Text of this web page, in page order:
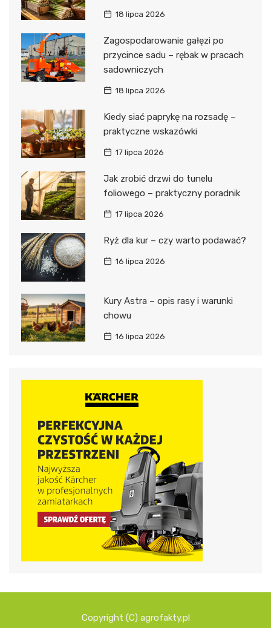
18 lipca 2026
Zagospodarowanie gałęzi po
przycince sadu – rębak w pracach
sadowniczych
18 lipca 2026
Kiedy siać paprykę na rozsadę –
praktyczne wskazówki
17 lipca 2026
Jak zrobić drzwi do tunelu
foliowego – praktyczny poradnik
17 lipca 2026
Ryż dla kur – czy warto podawać?
16 lipca 2026
Kury Astra – opis rasy i warunki
chowu
16 lipca 2026
Copyright (C) agrofakty.pl